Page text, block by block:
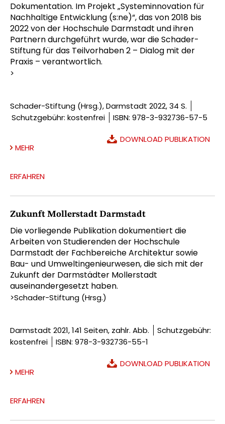
Dokumentation. Im Projekt „Systeminnovation für
Nachhaltige Entwicklung (s:ne)“, das von 2018 bis
2022 von der Hochschule Darmstadt und ihren
Partnern durchgeführt wurde, war die Schader-
Stiftung für das Teilvorhaben 2 – Dialog mit der
Praxis – verantwortlich.
>
Schader-Stiftung (Hrsg.), Darmstadt 2022, 34 S.
Schutzgebühr: kostenfrei
ISBN: 978-3-932736-57-5
MEHR
ERFAHREN
DOWNLOAD PUBLIKATION
Zukunft Mollerstadt Darmstadt
Die vorliegende Publikation dokumentiert die
Arbeiten von Studierenden der Hochschule
Darmstadt der Fachbereiche Architektur sowie
Bau- und Umweltingenieurwesen, die sich mit der
Zukunft der Darmstädter Mollerstadt
auseinandergesetzt haben.
>Schader-Stiftung (Hrsg.)
Darmstadt 2021, 141 Seiten, zahlr. Abb.
Schutzgebühr:
kostenfrei
ISBN: 978-3-932736-55-1
MEHR
ERFAHREN
DOWNLOAD PUBLIKATION